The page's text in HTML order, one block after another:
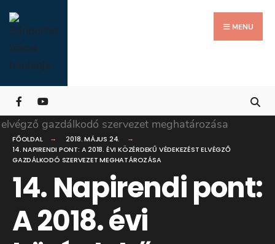
Skip
to
content
MENU
FŐOLDAL
2018. MÁJUS 24.
14. NAPIRENDI PONT: A 2018. ÉVI KÖZÉRDEKŰ VÉDEKEZÉST ELVÉGZŐ
GAZDÁLKODÓ SZERVEZET MEGHATÁROZÁSA
14. Napirendi pont:
A 2018. évi
for:
Close